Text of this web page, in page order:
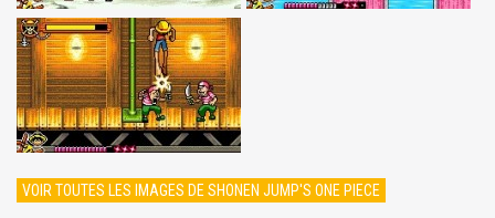
VOIR TOUTES LES IMAGES DE SHONEN JUMP'S ONE PIECE